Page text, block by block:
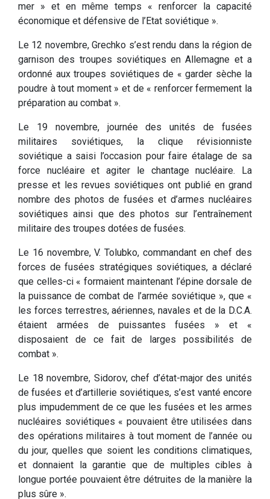
mer » et en même temps « renforcer la capacité
économique et défensive de l’Etat soviétique ».
Le 12 novembre, Grechko s’est rendu dans la région de
garnison des troupes soviétiques en Allemagne et a
ordonné aux troupes soviétiques de « garder sèche la
poudre à tout moment » et de « renforcer fermement la
préparation au combat ».
Le 19 novembre, journée des unités de fusées
militaires soviétiques, la clique révisionniste
soviétique a saisi l’occasion pour faire étalage de sa
force nucléaire et agiter le chantage nucléaire. La
presse et les revues soviétiques ont publié en grand
nombre des photos de fusées et d’armes nucléaires
soviétiques ainsi que des photos sur l’entraînement
militaire des troupes dotées de fusées.
Le 16 novembre, V. Tolubko, commandant en chef des
forces de fusées stratégiques soviétiques, a déclaré
que celles-ci « formaient maintenant l’épine dorsale de
la puissance de combat de l’armée soviétique », que «
les forces terrestres, aériennes, navales et de la D.C.A.
étaient armées de puissantes fusées » et «
disposaient de ce fait de larges possibilités de
combat ».
Le 18 novembre, Sidorov, chef d’état-major des unités
de fusées et d’artillerie soviétiques, s’est vanté encore
plus impudemment de ce que les fusées et les armes
nucléaires soviétiques « pouvaient être utilisées dans
des opérations militaires à tout moment de l’année ou
du jour, quelles que soient les conditions climatiques,
et donnaient la garantie que de multiples cibles à
longue portée pouvaient être détruites de la manière la
plus sûre ».